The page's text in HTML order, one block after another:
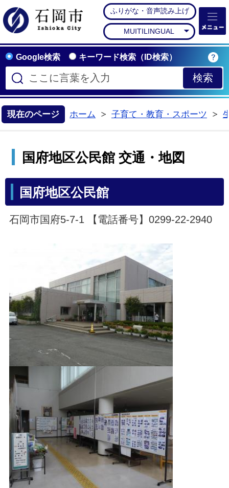
石岡市公式ホームペー
ふりがな・音声読み上げ
MUITILINGUAL
Google検索 キーワード検索（ID検索）
現在のページ ホーム
子育て・教育・スポーツ
国府地区公民館 交通・地図
国府地区公民館
石岡市国府5-7-1 【電話番号】0299-22-2940